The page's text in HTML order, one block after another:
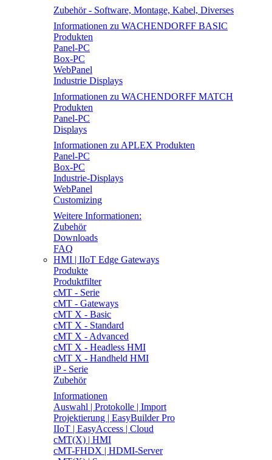
Zubehör - Software, Montage, Kabel, Diverses
Informationen zu WACHENDORFF BASIC
Produkten
Panel-PC
Box-PC
WebPanel
Industrie Displays
Informationen zu WACHENDORFF MATCH
Produkten
Panel-PC
Displays
Informationen zu APLEX Produkten
Panel-PC
Box-PC
Industrie-Displays
WebPanel
Customizing
Weitere Informationen:
Zubehör
Downloads
FAQ
HMI | IIoT Edge Gateways
Produkte
Produktfilter
cMT - Serie
cMT - Gateways
cMT X - Basic
cMT X - Standard
cMT X - Advanced
cMT X - Headless HMI
cMT X - Handheld HMI
iP - Serie
Zubehör
Informationen
Auswahl | Protokolle | Import
Projektierung | EasyBuilder Pro
IIoT | EasyAccess | Cloud
cMT(X) | HMI
cMT-FHDX | HDMI-Server